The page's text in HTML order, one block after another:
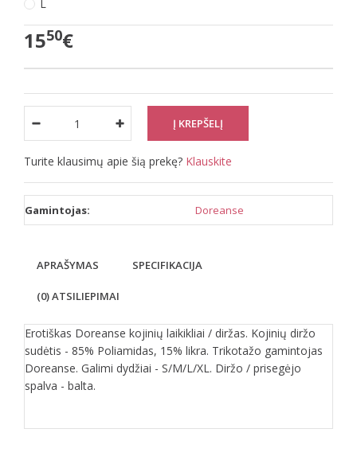
L
1550€
Turite klausimų apie šią prekę? Klauskite
Gamintojas: Doreanse
APRAŠYMAS SPECIFIKACIJA
(0) ATSILIEPIMAI
Erotiškas Doreanse kojinių laikikliai / diržas. Kojinių diržo
sudėtis - 85% Poliamidas, 15% likra. Trikotažo gamintojas
Doreanse. Galimi dydžiai - S/M/L/XL. Diržo / prisegėjo
spalva - balta.